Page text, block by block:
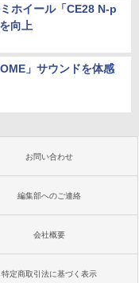
ホイール「CE28 N-p
向上
」サウンドを体感
お問い合わせ
編集部へのご連絡
会社概要
特定商取引法に基づく表示